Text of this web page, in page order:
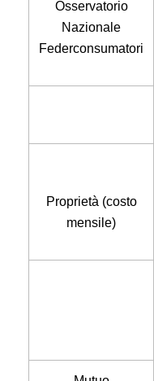
Osservatorio
Nazionale
Federconsumatori
Proprietà (costo
mensile)